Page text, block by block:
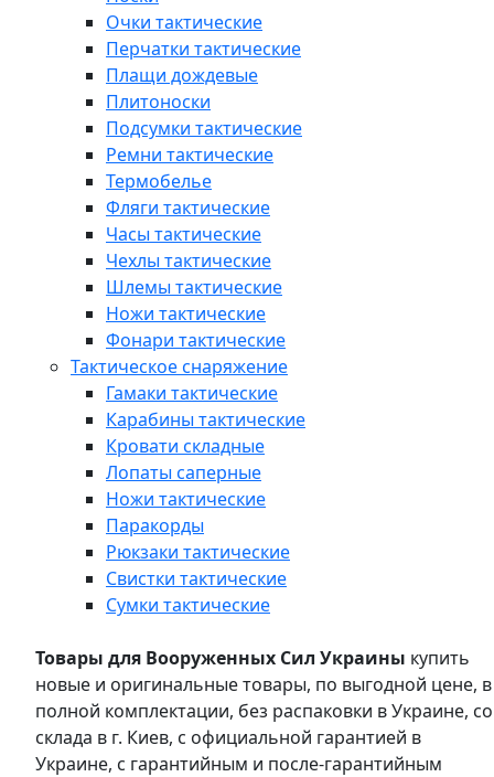
Очки тактические
Перчатки тактические
Плащи дождевые
Плитоноски
Подсумки тактические
Ремни тактические
Термобелье
Фляги тактические
Часы тактические
Чехлы тактические
Шлемы тактические
Ножи тактические
Фонари тактические
Тактическое снаряжение
Гамаки тактические
Карабины тактические
Кровати складные
Лопаты саперные
Ножи тактические
Паракорды
Рюкзаки тактические
Свистки тактические
Сумки тактические
Товары для Вооруженных Сил Украины купить
новые и оригинальные товары, по выгодной цене, в
полной комплектации, без распаковки в Украине, со
склада в г. Киев, с официальной гарантией в
Украине, с гарантийным и после-гарантийным